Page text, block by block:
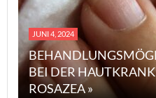
JUNI 4, 2024
BEI DER
ROSAZEA »